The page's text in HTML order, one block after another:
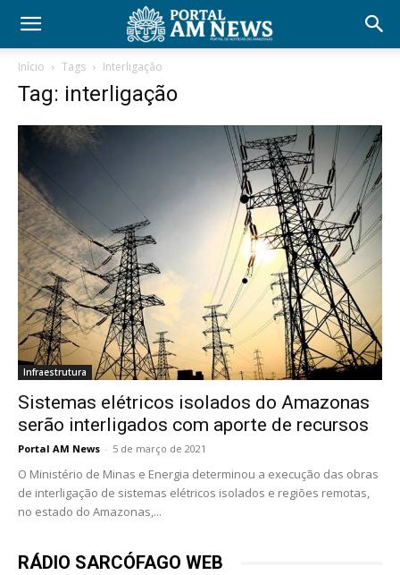
Início Tags Interligação
Tag: interligação
Infraestrutura
Sistemas elétricos isolados do Amazonas
serão interligados com aporte de recursos
Portal AM News - 5 de março de 2021
O Ministério de Minas e Energia determinou a execução das obras
de interligação de sistemas elétricos isolados e regiões remotas,
no estado do Amazonas,...
RÁDIO SARCÓFAGO WEB